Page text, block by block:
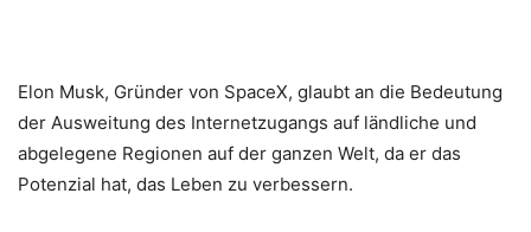
Elon Musk, Gründer von SpaceX, glaubt an die Bedeutung
der Ausweitung des Internetzugangs auf ländliche und
abgelegene Regionen auf der ganzen Welt, da er das
Potenzial hat, das Leben zu verbessern.